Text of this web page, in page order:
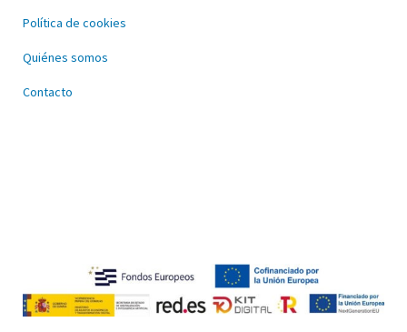
Política de cookies
Quiénes somos
Contacto